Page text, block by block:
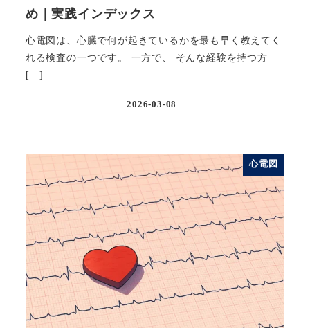
め｜実践インデックス
心電図は、心臓で何が起きているかを最も早く教えてく
れる検査の一つです。 一方で、 そんな経験を持つ方
[…]
2026-03-08
心電図